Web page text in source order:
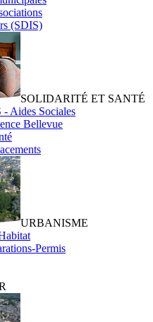
(SDIS)
SOLIDARITÉ ET SANTÉ
Aides Sociales
Bellevue
URBANISME
Permis